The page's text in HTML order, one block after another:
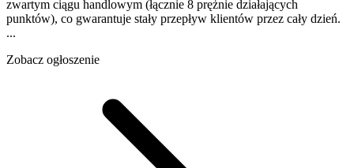
zwartym ciągu handlowym (łącznie 8 prężnie działających
punktów), co gwarantuje stały przepływ klientów przez cały dzień.
...
Zobacz ogłoszenie